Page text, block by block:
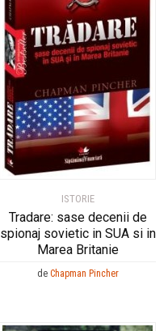
ISTORIE
Tradare: sase decenii de
spionaj sovietic in SUA si in
Marea Britanie
de Chapman Pincher